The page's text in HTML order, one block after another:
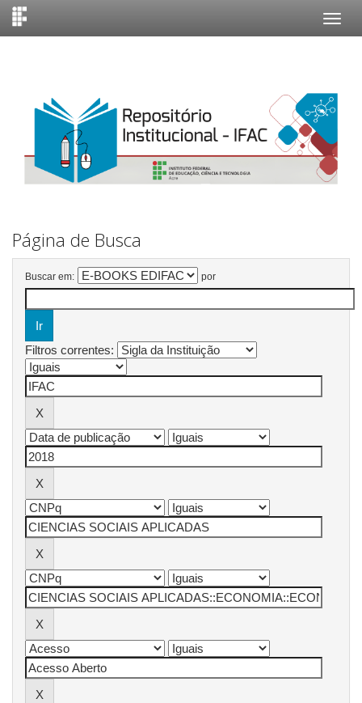
Página de Busca
Buscar em: por
Filtros correntes: